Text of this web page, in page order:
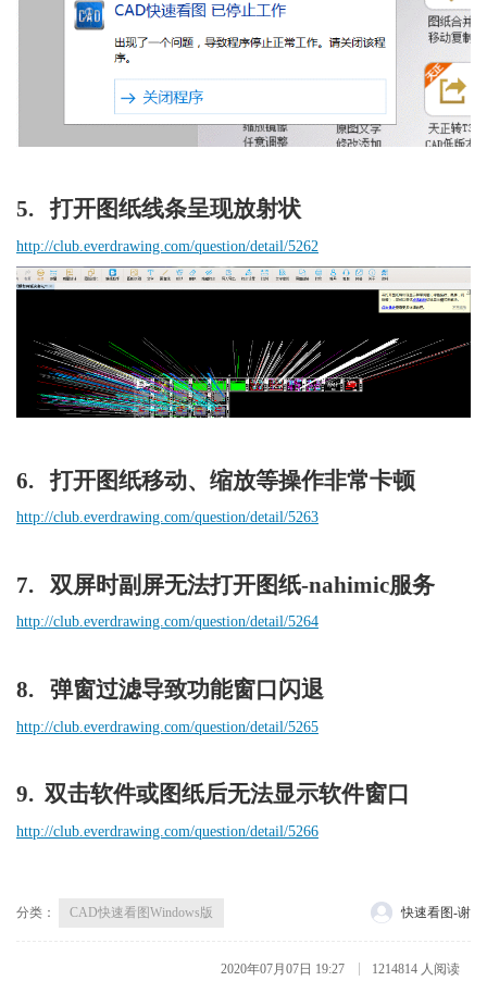
5.   打开图纸线条呈现放射状
http://club.everdrawing.com/question/detail/5262
6.   打开图纸移动、缩放等操作非常卡顿
http://club.everdrawing.com/question/detail/5263
7.   双屏时副屏无法打开图纸-nahimic服务
http://club.everdrawing.com/question/detail/5264
8.   弹窗过滤导致功能窗口闪退
http://club.everdrawing.com/question/detail/5265
9.  双击软件或图纸后无法显示软件窗口
http://club.everdrawing.com/question/detail/5266
分类： CAD快速看图Windows版 快速看图-谢
2020年07月07日 19:27 1214814 人阅读